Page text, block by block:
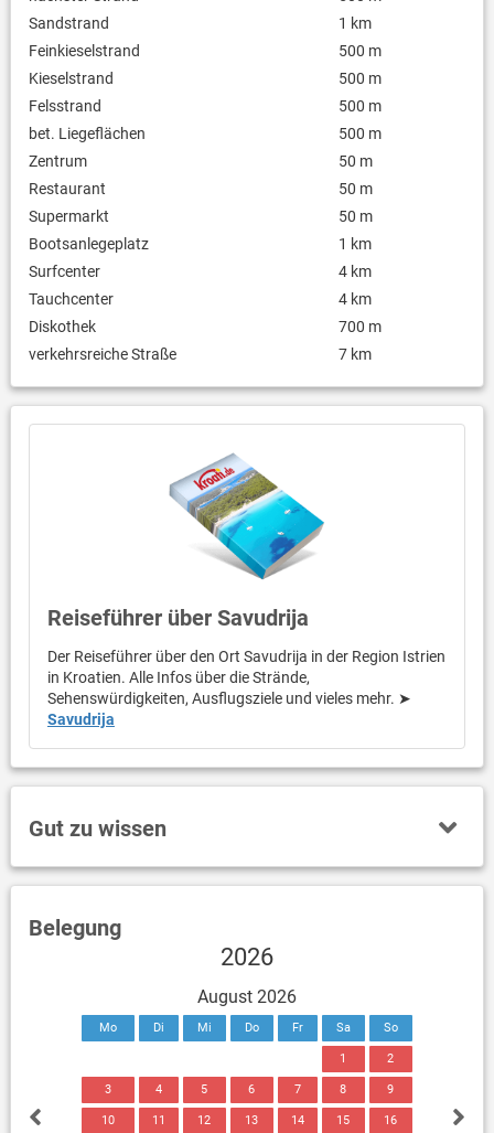
Sandstrand
1 km
Feinkieselstrand
500 m
Kieselstrand
500 m
Felsstrand
500 m
bet. Liegeflächen
500 m
Zentrum
50 m
Restaurant
50 m
Supermarkt
50 m
Bootsanlegeplatz
1 km
Surfcenter
4 km
Tauchcenter
4 km
Diskothek
700 m
verkehrsreiche Straße
7 km
Reiseführer über Savudrija
Der Reiseführer über den Ort Savudrija in der Region Istrien
in Kroatien. Alle Infos über die Strände,
Sehenswürdigkeiten, Ausflugsziele und vieles mehr. ➤
Savudrija
Gut zu wissen
Belegung
2026
August 2026
Mo Di Mi Do Fr Sa So
1 2
3 4 5 6 7 8 9
10 11 12 13 14 15 16